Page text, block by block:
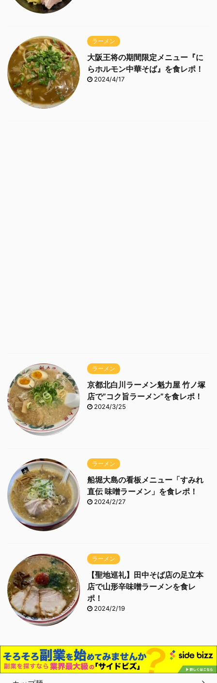
ラーメン
大阪王将の期間限定メニュー『に
らホルモン中華そば』を食レポ！
2024/4/17
ラーメン
京都北白川ラーメン魁力屋 竹ノ塚
店で”コク旨ラーメン”を食レポ！
2024/3/25
ラーメン
船堀大島の看板メニュー「すみれ
直伝 味噌ラーメン」を食レポ！
2024/2/27
ラーメン
【聖地巡礼】田中そば店の足立本
店で山形辛味噌ラーメンを食レ
ポ！
2024/2/19
カテゴリー